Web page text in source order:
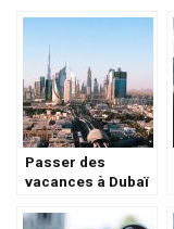
Passer des
vacances à Dubaï